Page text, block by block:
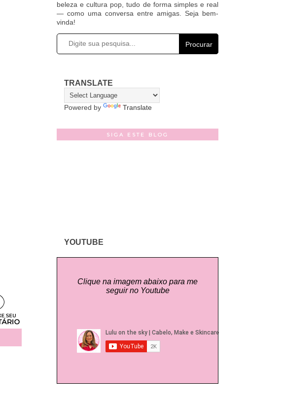
beleza e cultura pop, tudo de forma simples e real
— como uma conversa entre amigas. Seja bem-
vinda!
Procurar
TRANSLATE
Powered by Translate
SIGA ESTE BLOG
YOUTUBE
Clique na imagem abaixo para me
seguir no Youtube